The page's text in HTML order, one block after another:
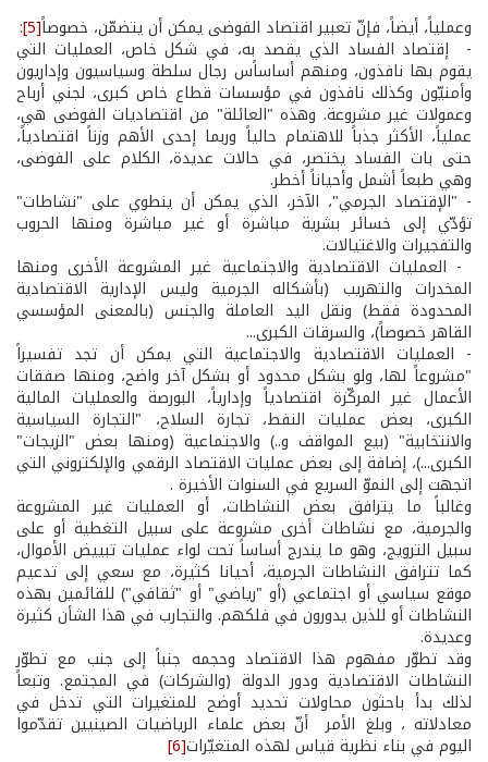
وعملياً، أيضاً، فإنّ تعبير اقتصاد الفوضى يمكن أن يتضمّن، خصوصاً[5]
:
- ­ إقتصاد الفساد الذي يقصد به، في شكل خاص، العمليات التي
يقوم بها نافذون، ومنهم أساساًس رجال سلطة وسياسيون وإداريون
وأمنيّون وكذلك نافذون في مؤسسات قطاع خاص كبرى، لجني أرباح
وعمولات غير مشروعة. وهذه "العائلة" من اقتصاديات الفوضى هي،
عملياً، الأكثر جذباً للاهتمام حالياً وربما إحدى الأهم وزناً اقتصادياً،
حتى بات الفساد يختصر، في حالات عديدة، الكلام على الفوضى،
وهي طبعاً أشمل وأحياناً أخطر.
­- "الإقتصاد الجرمي"، الآخر، الذي يمكن أن ينطوي على "نشاطات"
تؤدّي إلى خسائر بشرية مباشرة أو غير مباشرة ومنها الحروب
والتفجيرات والاغتيالات.
­ - العمليات الاقتصادية والاجتماعية غير المشروعة الأخرى ومنها
المخدرات والتهريب (بأشكاله الجرمية وليس الإدارية الاقتصادية
المحدودة فقط) ونقل اليد العاملة والجنس (بالمعنى المؤسسي
القاهر خصوصاً)، والسرقات الكبرى...
­- العمليات الاقتصادية والاجتماعية التي يمكن أن تجد تفسيراً
"مشروعاً لها، ولو بشكل محدود أو بشكل آخر واضح، ومنها صفقات
الأعمال غير المركّزة اقتصادياً وإدارياً، البورصة والعمليات المالية
الكبرى، بعض عمليات النفط، تجارة السلاح، "التجارة السياسية
والانتخابية" (بيع المواقف و..) والاجتماعية (ومنها بعض "الزيجات"
الكبرى...)، إضافة إلى بعض عمليات الاقتصاد الرقمي والإلكتروني التي
اتجهت إلى النموّ السريع في السنوات الأخيرة .
وغالباً ما يترافق بعض النشاطات، أو العمليات غير المشروعة
والجرمية، مع نشاطات أخرى مشروعة على سبيل التغطية أو على
سبيل الترويج، وهو ما يندرج أساساً تحت لواء عمليات تبييض الأموال،
كما تترافق النشاطات الجرمية، أحيانا كثيرة، مع سعي إلى تدعيم
موقع سياسي أو اجتماعي (أو "رياضي" أو "ثقافي") للقائمين بهذه
النشاطات أو للذين يدورون في فلكهم. والتجارب في هذا الشأن كثيرة
وعديدة.
وقد تطوّر مفهوم هذا الاقتصاد وحجمه جنباً إلى جنب مع تطوّر
النشاطات الاقتصادية ودور الدولة (والشركات) في المجتمع. وتبعاً
لذلك بدأ باحثون محاولات تحديد أوضح للمتغيرات التي تدخل في
معادلاته ، وبلغ الأمر أنّ بعض علماء الرياضيات الصينيين تقدّموا
اليوم في بناء نظرية قياس لهذه المتغيّرات[6]